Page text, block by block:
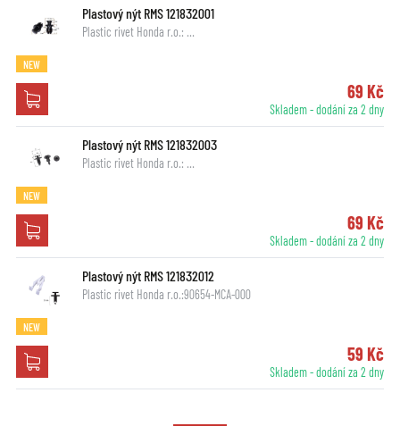
Plastový nýt RMS 121832001
Plastic rivet Honda r.o.: …
NEW
69 Kč
Skladem - dodání za 2 dny
Plastový nýt RMS 121832003
Plastic rivet Honda r.o.: …
NEW
69 Kč
Skladem - dodání za 2 dny
Plastový nýt RMS 121832012
Plastic rivet Honda r.o.:90654-MCA-000
NEW
59 Kč
Skladem - dodání za 2 dny